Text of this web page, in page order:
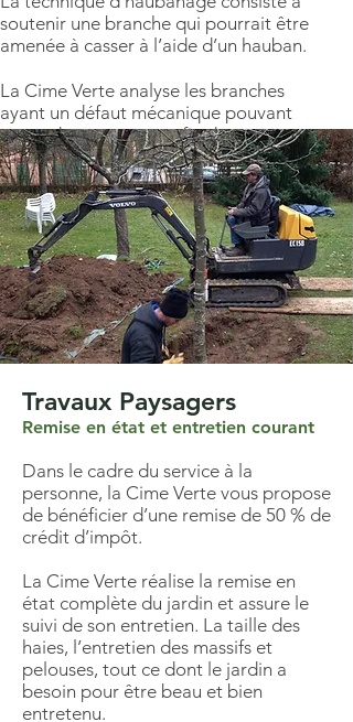
soutenir une branche qui pourrait être
amenée à casser à l’aide d’un hauban.
La Cime Verte analyse les branches
ayant un défaut mécanique pouvant
engendrer une casse afin de proposer
le bon système de haubans et le type
d’installation.
Le haubanage dynamique est souple
afin de laisser libre les mouvements
naturels de l’arbre et résistants pour
retenir la branche avant qu’elle
atteigne son point de rupture.
Le haubanage statique maintient
branches déjà en train de s’ouvrir.
Galerie Photos Aubannage
Travaux Paysagers
Remise en état et entretien courant
Dans le cadre du service à la
personne, la Cime Verte vous propose
de bénéficier d’une remise de 50 % de
crédit d’impôt.
La Cime Verte réalise la remise en
état complète du jardin et assure le
suivi de son entretien. La taille des
haies, l’entretien des massifs et
pelouses, tout ce dont le jardin a
besoin pour être beau et bien
entretenu.